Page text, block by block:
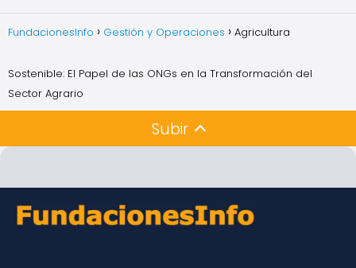
FundacionesInfo Gestión y Operaciones Agricultura
Sostenible: El Papel de las ONGs en la Transformación del
Sector Agrario
Subir